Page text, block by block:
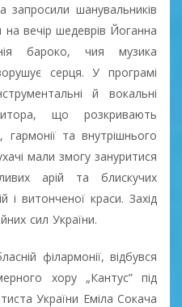
шанувальників
на вечір шедеврів Йоганна
бароко, чия музика
серця. У програмі
й вокальні
що розкривають
гармонії та внутрішнього
мали змогу зануритися
арій та блискучих
і витонченої краси. Захід
сил України.
філармонії, відбувся
хору „Кантус” під
України Еміла Сокача